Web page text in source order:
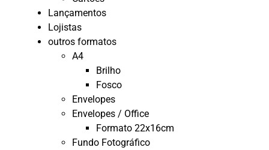
Lançamentos
Lojistas
outros formatos
A4
Brilho
Fosco
Envelopes
Envelopes / Office
Formato 22x16cm
Fundo Fotográfico